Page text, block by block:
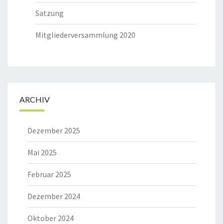
Satzung
Mitgliederversammlung 2020
ARCHIV
Dezember 2025
Mai 2025
Februar 2025
Dezember 2024
Oktober 2024